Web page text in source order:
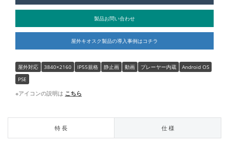
製品お問い合わせ
屋外キオスク製品の導入事例はコチラ
屋外対応 3840×2160 IP55規格 静止画 動画 プレーヤー内蔵
Android OS
PSE
※アイコンの説明は こちら
特 長 仕 様